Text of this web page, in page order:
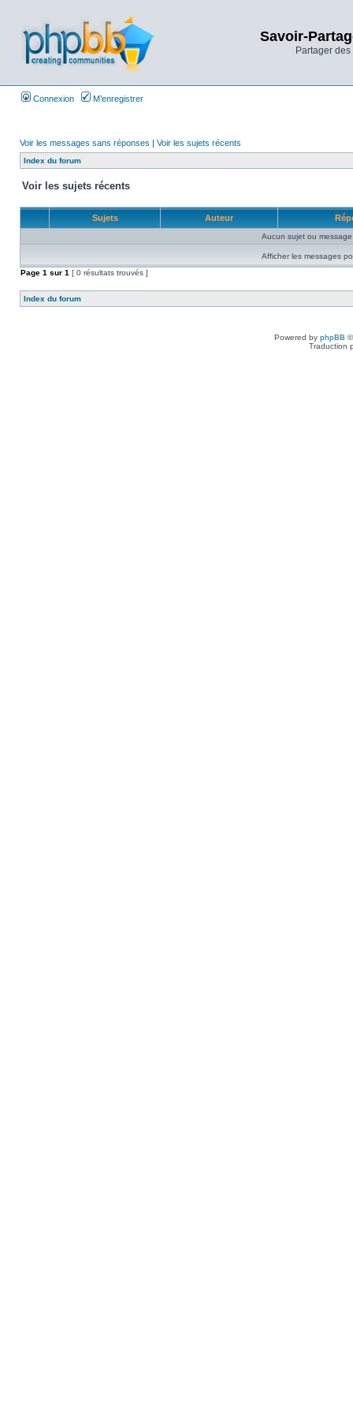
Savoir-
Partager
Connexion M’enregistrer
Voir les messages sans réponses | Voir les sujets récents
Index du forum
Voir les sujets récents
Sujets Auteur
Aucun sujet ou
Afficher les messages
Page 1 sur 1 [ 0 résultats trouvés ]
Index du forum
Powered by phpBB
Traduction